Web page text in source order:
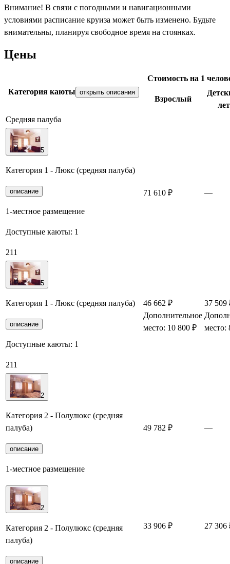
Внимание! В связи с погодными и навигационными
условиями расписание круиза может быть изменено. Будьте
внимательны, планируя свободное время на стоянках.
Цены
Категория каюты открыть описания
Стоимость на 1
Взрослый
Средняя палуба
5
Категория 1 - Люкс (средняя палуба)
описание
1-местное размещение
Доступные каюты: 1
211
71 610 ₽ —
5
Категория 1 - Люкс (средняя палуба)
описание
Доступные каюты: 1
211
46 662 ₽
Дополнительное
место: 10 800 ₽
37 509
место:
2
Категория 2 - Полулюкс (средняя
палуба)
описание
1-местное размещение
49 782 ₽ —
2
Категория 2 - Полулюкс (средняя
палуба)
описание
33 906 ₽ 27 306